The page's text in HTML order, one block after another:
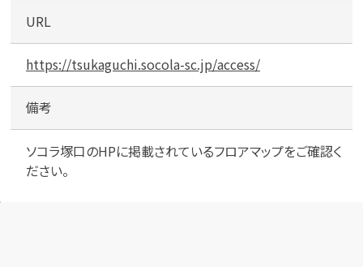
URL
https://tsukaguchi.socola-sc.jp/access/
備考
ソコラ塚口のHPに掲載されているフロアマップをご確認く
ださい。